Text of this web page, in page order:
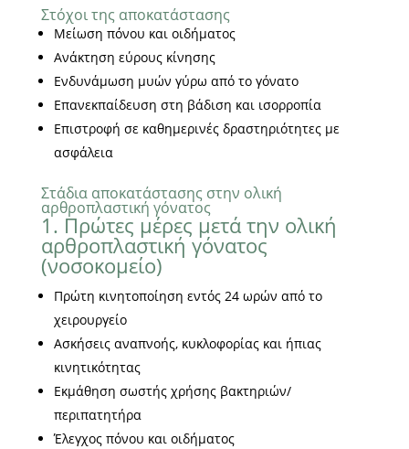
Στόχοι της αποκατάστασης
Μείωση πόνου και οιδήματος
Ανάκτηση εύρους κίνησης
Ενδυνάμωση μυών γύρω από το γόνατο
Επανεκπαίδευση στη βάδιση και ισορροπία
Επιστροφή σε καθημερινές δραστηριότητες με
ασφάλεια
Στάδια αποκατάστασης στην ολική
αρθροπλαστική γόνατος
1. Πρώτες μέρες μετά την ολική
αρθροπλαστική γόνατος
(νοσοκομείο)
Πρώτη κινητοποίηση εντός 24 ωρών από το
χειρουργείο
Ασκήσεις αναπνοής, κυκλοφορίας και ήπιας
κινητικότητας
Εκμάθηση σωστής χρήσης βακτηριών/
περιπατητήρα
Έλεγχος πόνου και οιδήματος